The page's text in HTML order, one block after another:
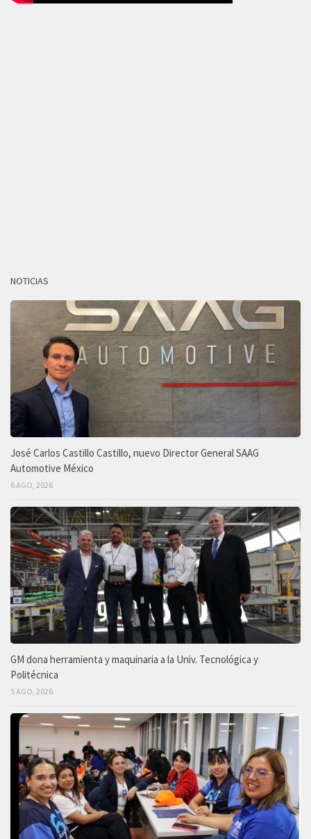
NOTICIAS
José Carlos Castillo Castillo, nuevo Director General SAAG
Automotive México
6 AGO, 2026
GM dona herramienta y maquinaria a la Univ. Tecnológica y
Politécnica
5 AGO, 2026